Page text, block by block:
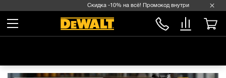
Скидка -10% на всё! Промокод внутри →